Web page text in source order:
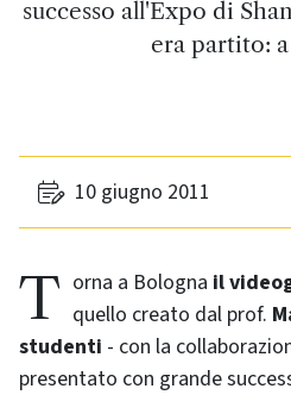
successo all'Expo di
era partito:
10 giugno 2011
Torna a Bologna il
quello creato dal prof.
studenti - con la
presentato con grande